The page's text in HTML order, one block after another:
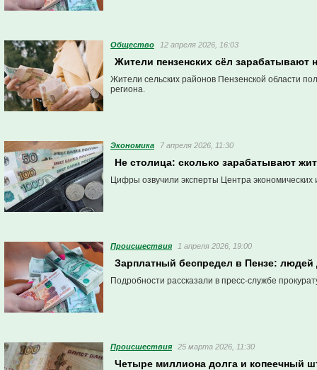
Общество 12 апреля 2026, 16:03
Жители пензенских сёл зарабатывают
Жители сельских районов Пензенской области
региона.
Экономика 7 апреля 2026, 11:30
Не столица: сколько зарабатывают
Цифры озвучили эксперты Центра
Проиcшествия 1 апреля 2026, 19:00
Зарплатный беспредел в Пензе: людей
Подробности рассказали в пресс-службе
Проиcшествия 25 марта 2026, 11:30
Четыре миллиона долга и копеечный